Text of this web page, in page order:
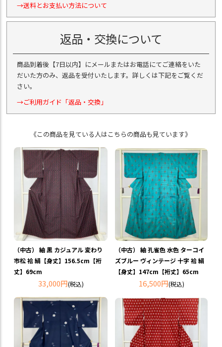
→送料とお支払い方法について
返品・交換について
商品到着後【7日以内】にメールまたはお電話にてご連絡をいた
だいた方のみ、返品を受付いたします。詳しくは下記をご覧くだ
さい。
→ご利用ガイド「返品・交換」
《この商品を見ている人はこちらの商品も見ています》
（中古） 紬 黒 カジュアル 変わり
市松 袷 絹【身丈】156.5cm【裄
丈】69cm
33,000円(税込)
（中古） 紬 孔雀色 水色 ターコイ
ズブルー ヴィンテージ 十字 袷 絹
【身丈】147cm【裄丈】65cm
16,500円(税込)